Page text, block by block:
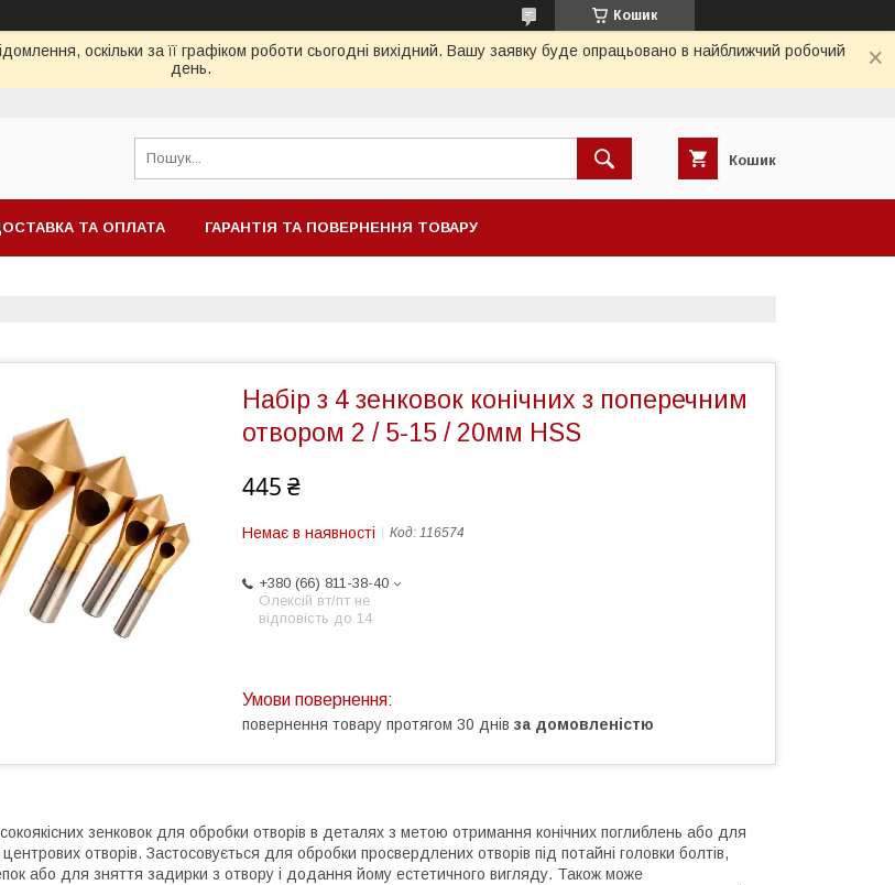
Кошик
оскільки за її графіком роботи сьогодні вихідний. Вашу заявку буде опрацьовано в найближчий робочий
день.
Кошик
ТА ОПЛАТА ГАРАНТІЯ ТА ПОВЕРНЕННЯ ТОВАРУ
Набір з 4 зенковок конічних з поперечним
отвором 2 / 5-15 / 20мм HSS
445 ₴
Немає в наявності Код: 116574
+380 (66) 811-38-40
Олексій вт/пт не
відповість до 14
повернення товару протягом 30 днів за домовленістю
зенковок для обробки отворів в деталях з метою отримання конічних поглиблень або для
отворів. Застосовується для обробки просвердлених отворів під потайні головки болтів,
або для зняття задирки з отвору і додання йому естетичного вигляду. Також може